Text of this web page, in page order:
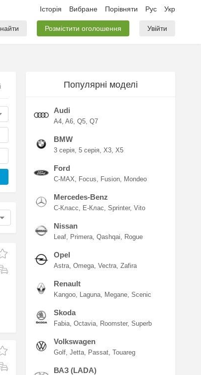
Історія Вибране Порівняти Рус Укр
Розмістити оголошення Увійти
Популярні моделі
Audi
A4 A6 Q5 Q7
BMW
3 серія 5 серія X3 X5
Ford
C-MAX Focus Fusion Mondeo
Mercedes-Benz
C-Класс E-Клас Sprinter Vito
Nissan
Leaf Primera Qashqai Rogue
Opel
Astra Omega Vectra Zafira
Renault
Kangoo Laguna Megane Scenic
Skoda
Fabia Octavia Roomster Superb
Volkswagen
Golf Jetta Passat Touareg
ВАЗ (LADA)